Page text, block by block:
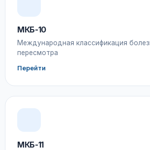
МКБ-10
Международная классификация
пересмотра
Перейти
МКБ-11